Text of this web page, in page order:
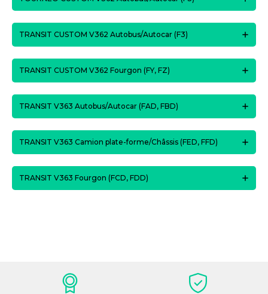
TRANSIT CUSTOM V362 Autobus/Autocar (F3)
TRANSIT CUSTOM V362 Fourgon (FY, FZ)
TRANSIT V363 Autobus/Autocar (FAD, FBD)
TRANSIT V363 Camion plate-forme/Châssis (FED, FFD)
TRANSIT V363 Fourgon (FCD, FDD)